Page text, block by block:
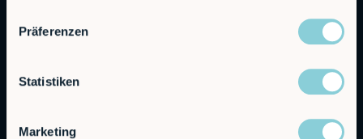
Präferenzen
Statistiken
Marketing
Alfie